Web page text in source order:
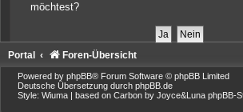
möchtest?
Portal Foren-Übersicht
Powered by phpBB® Forum Software © phpBB Limited
Deutsche Übersetzung durch phpBB.de
Style: Wiuma | based on Carbon by Joyce&Luna phpBB-